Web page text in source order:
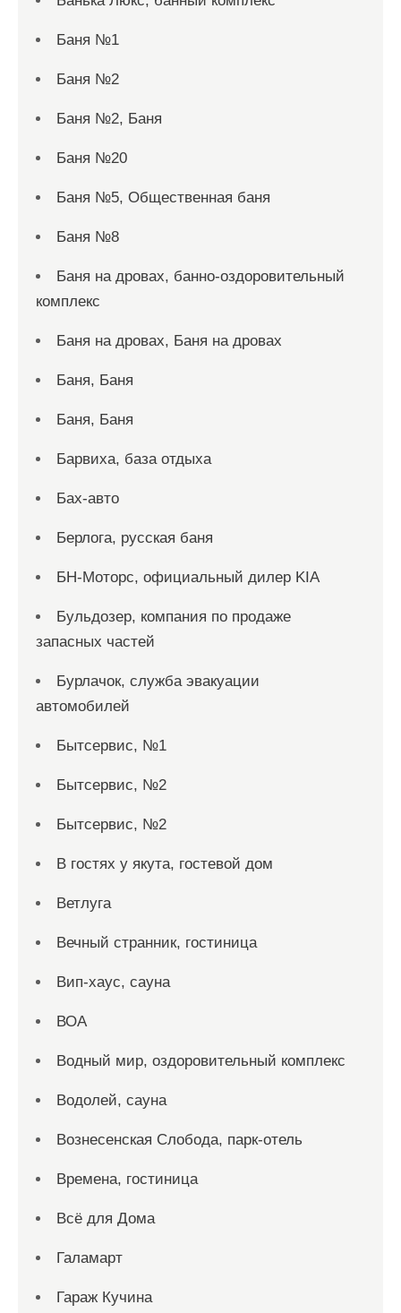
Баня №1
Баня №2
Баня №2, Баня
Баня №20
Баня №5, Общественная баня
Баня №8
Баня на дровах, банно-оздоровительный
комплекс
Баня на дровах, Баня на дровах
Баня, Баня
Баня, Баня
Барвиха, база отдыха
Бах-авто
Берлога, русская баня
БН-Моторс, официальный дилер KIA
Бульдозер, компания по продаже
запасных частей
Бурлачок, служба эвакуации
автомобилей
Бытсервис, №1
Бытсервис, №2
Бытсервис, №2
В гостях у якута, гостевой дом
Ветлуга
Вечный странник, гостиница
Вип-хаус, сауна
ВОА
Водный мир, оздоровительный комплекс
Водолей, сауна
Вознесенская Слобода, парк-отель
Времена, гостиница
Всё для Дома
Галамарт
Гараж Кучина